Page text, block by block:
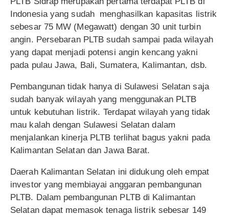
Indonesia yang sudah menghasilkan kapasitas listrik
sebesar 75 MW (Megawatt) dengan 30 unit turbin
angin. Persebaran PLTB sudah sampai pada wilayah
yang dapat menjadi potensi angin kencang yakni
pada pulau Jawa, Bali, Sumatera, Kalimantan, dsb.
Pembangunan tidak hanya di Sulawesi Selatan saja
sudah banyak wilayah yang menggunakan PLTB
untuk kebutuhan listrik. Terdapat wilayah yang tidak
mau kalah dengan Sulawesi Selatan dalam
menjalankan kinerja PLTB terlihat bagus yakni pada
Kalimantan Selatan dan Jawa Barat.
Daerah Kalimantan Selatan ini didukung oleh empat
investor yang membiayai anggaran pembangunan
PLTB. Dalam pembangunan PLTB di Kalimantan
Selatan dapat memasok tenaga listrik sebesar 149